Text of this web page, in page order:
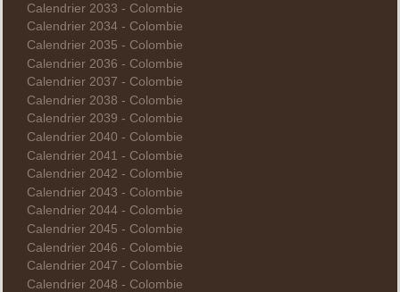
Calendrier 2033 - Colombie
Calendrier 2034 - Colombie
Calendrier 2035 - Colombie
Calendrier 2036 - Colombie
Calendrier 2037 - Colombie
Calendrier 2038 - Colombie
Calendrier 2039 - Colombie
Calendrier 2040 - Colombie
Calendrier 2041 - Colombie
Calendrier 2042 - Colombie
Calendrier 2043 - Colombie
Calendrier 2044 - Colombie
Calendrier 2045 - Colombie
Calendrier 2046 - Colombie
Calendrier 2047 - Colombie
Calendrier 2048 - Colombie